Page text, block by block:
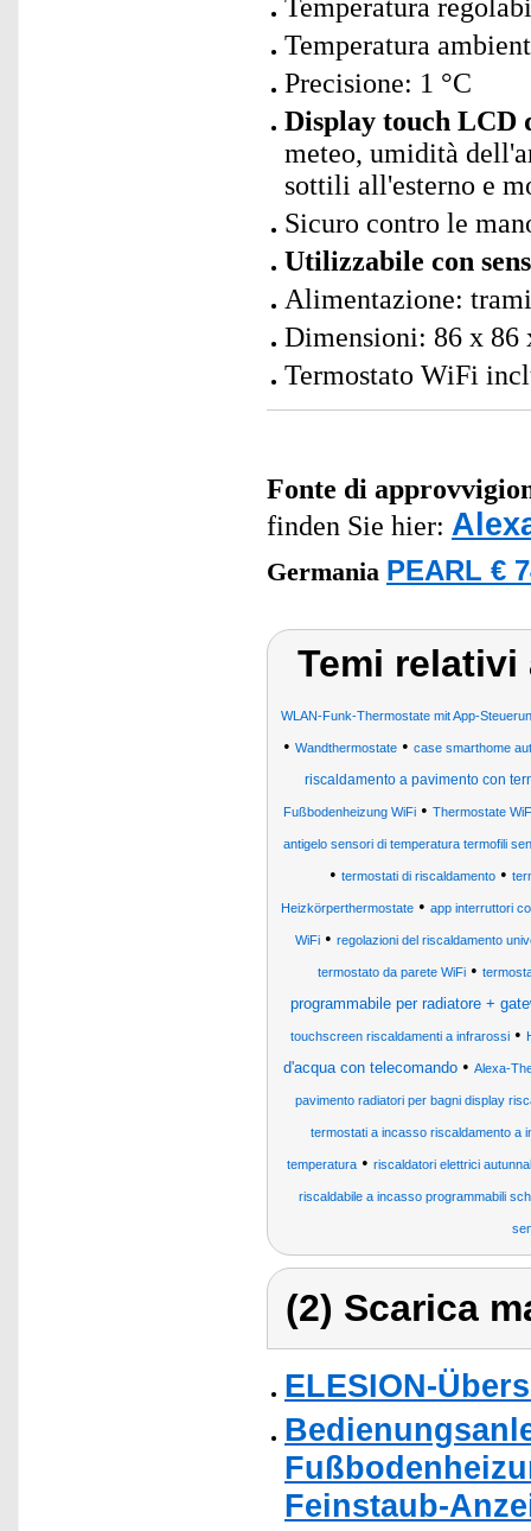
Temperatura
Temperatura
Precisione: 1 °C
Display touch LCD
meteo, umidità
sottili all'esterno e
Sicuro contro le
Utilizzabile con
Alimentazione:
Dimensioni: 86 x 86
Termostato WiFi
Fonte di
finden Sie hier:
Germania PEARL €
Temi relativi
WLAN-Funk-Thermostate mit App-
• Wandthermostate• case smarthome
riscaldamento a pavimento con
Fußbodenheizung WiFi • Thermostate
antigelo sensori di temperatura termofili
• termostati di riscaldamento •
Heizkörperthermostate• app interruttori
WiFi • regolazioni del riscaldamento
termostato da parete WiFi •
programmabile per radiatore +
touchscreen riscaldamenti a infrarossi •
d'acqua con telecomando• Alexa-
pavimento radiatori per bagni display
termostati a incasso riscaldamento a
temperatura • riscaldatori elettrici
riscaldabile a incasso programmabili
(2) Scarica
ELESION-
Feinstaub-